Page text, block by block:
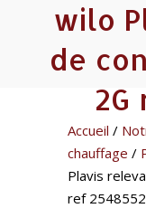
wilo
de
2G
Accueil /
chauffage /
Plavis
ref 2548552